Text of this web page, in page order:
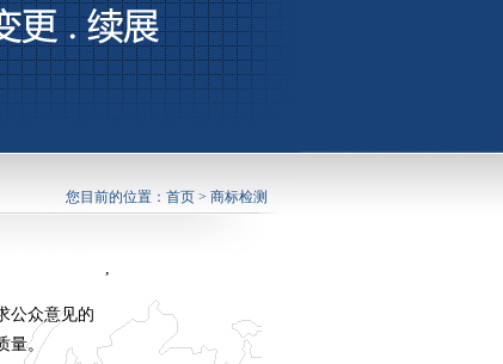
您目前的位置： 首页 > 商标检测
公众意见的
量。
,